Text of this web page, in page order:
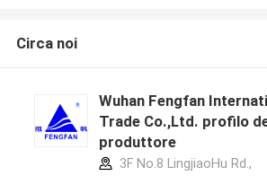
Circa noi
Wuhan Fengfan
Trade Co.,Ltd. profilo
produttore
3F No.8 LingjiaoHu Rd.,